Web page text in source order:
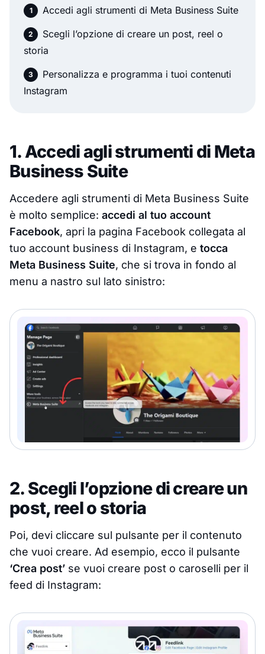
Accedi agli strumenti di Meta Business Suite
Scegli l’opzione di creare un post, reel o
storia
Personalizza e programma i tuoi contenuti
Instagram
1. Accedi agli strumenti di Meta
Business Suite
Accedere agli strumenti di Meta Business Suite
è molto semplice: accedi al tuo account
Facebook, apri la pagina Facebook collegata al
tuo account business di Instagram, e tocca
Meta Business Suite, che si trova in fondo al
menu a nastro sul lato sinistro:
2. Scegli l’opzione di creare un
post, reel o storia
Poi, devi cliccare sul pulsante per il contenuto
che vuoi creare. Ad esempio, ecco il pulsante
‘Crea post’ se vuoi creare post o caroselli per il
feed di Instagram: